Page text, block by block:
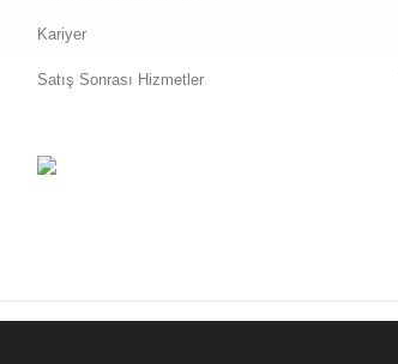
Kariyer
Satış Sonrası Hizmetler